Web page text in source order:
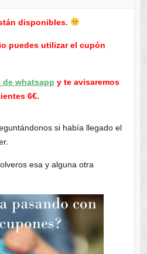
disponibles.
puedes utilizar el cupón
de whatsapp y te avisaremos
6€.
si había llegado el
esa y alguna otra